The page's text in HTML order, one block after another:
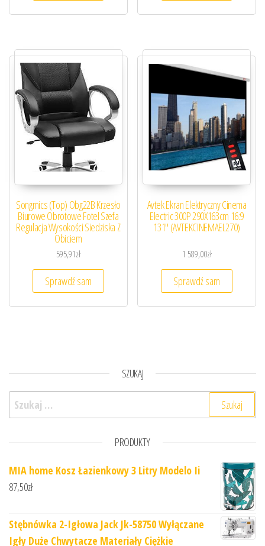
Songmics (Top) Obg22B Krzesło
Biurowe Obrotowe Fotel Szefa
Regulacja Wysokości Siedziska Z
Obiciem
595,91zł
Sprawdź sam
Avtek Ekran Elektryczny Cinema
Electric 300P 290X163cm 16:9
131″ (AVTEKCINEMAEL270)
1 589,00zł
Sprawdź sam
SZUKAJ
Szukaj:
PRODUKTY
MIA home Kosz Łazienkowy 3 Litry Modelo Ii
87,50zł
Stębnówka 2-Igłowa Jack Jk-58750 Wyłączane
Igły Duże Chwytacze Materiały Ciężkie